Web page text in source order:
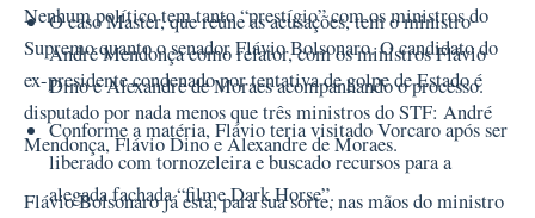
O caso Master, que reúne as acusações, tem o ministro
André Mendonça como relator, com os ministros Flávio
Dino e Alexandre de Moraes acompanhando o processo.
Conforme a matéria, Flávio teria visitado Vorcaro após ser
liberado com tornozeleira e buscado recursos para a
alegada fachada “filme Dark Horse”.
Nenhum político tem tanto “prestígio” com os ministros do
Supremo quanto o senador Flávio Bolsonaro. O candidato do
ex-presidente condenado por tentativa de golpe de Estado é
disputado por nada menos que três ministros do STF: André
Mendonça, Flávio Dino e Alexandre de Moraes.
Flávio Bolsonaro já está, para sua sorte, nas mãos do ministro